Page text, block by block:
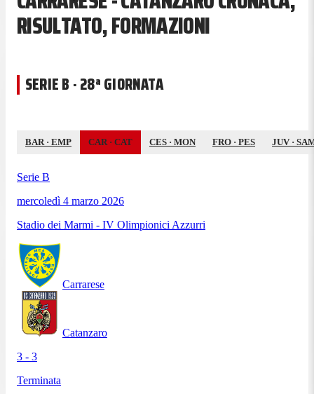
RISULTATO, FORMAZIONI
SERIE B · 28ª GIORNATA
BAR· EMP CAR· CAT CES · MON FRO · PES JUV·
Serie B
mercoledì 4 marzo 2026
Stadio dei Marmi - IV Olimpionici Azzurri
Carrarese
Catanzaro
3 - 3
Terminata